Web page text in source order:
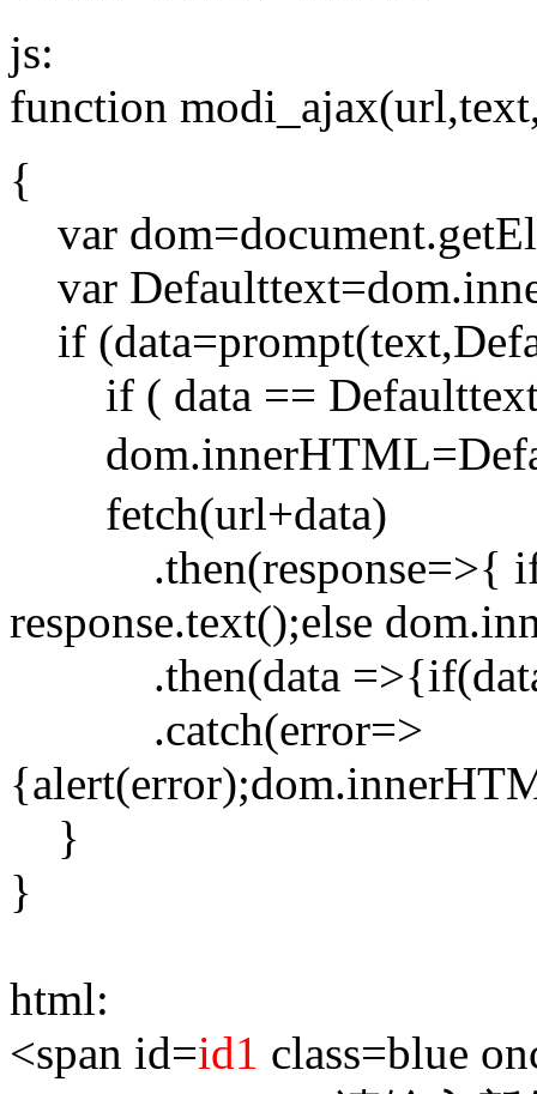
js:
function
{
var
var
if
if ( data ==
fetch(url+data)
.then(response=>{
response.text();else
.then(data =>{if(data)
.catch(error=>
}
}
html:
<span id=id1 class=blue